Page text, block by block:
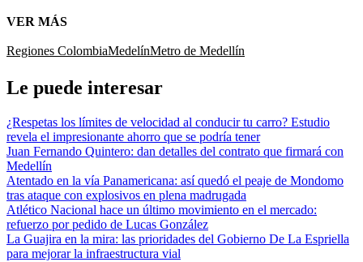
VER MÁS
Regiones ColombiaMedelínMetro de Medellín
Le puede interesar
¿Respetas los límites de velocidad al conducir tu carro? Estudio
revela el impresionante ahorro que se podría tener
Juan Fernando Quintero: dan detalles del contrato que firmará con
Medellín
Atentado en la vía Panamericana: así quedó el peaje de Mondomo
tras ataque con explosivos en plena madrugada
Atlético Nacional hace un último movimiento en el mercado:
refuerzo por pedido de Lucas González
La Guajira en la mira: las prioridades del Gobierno De La Espriella
para mejorar la infraestructura vial